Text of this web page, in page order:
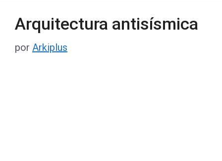
Arquitectura antisísmica
por Arkiplus